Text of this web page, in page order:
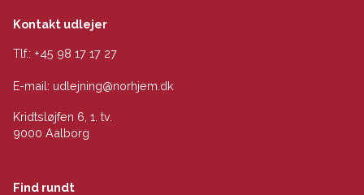
Kontakt udlejer
Tlf.: +45 98 17 17 27
E-mail: udlejning@norhjem.dk
Kridtsløjfen 6, 1. tv.
9000 Aalborg
Find rundt